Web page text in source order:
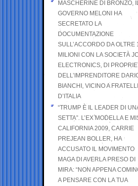
MASCHERINE DI BRONZO,
GOVERNO MELONI HA
SECRETATO LA
DOCUMENTAZIONE
SULL’ACCORDO DA OLTRE
MILIONI CON LA SOCIETÀ JC
ELECTRONICS, DI
DELL’IMPRENDITORE
BIANCHI, VICINO A FRATELLI
D’ITALIA
“TRUMP È IL LEADER DI
SETTA”. L’EX MODELLA E
CALIFORNIA 2009, CARRIE
PREJEAN BOLLER, HA
ACCUSATO IL MOVIMENTO
MAGA DI AVERLA PRESO DI
MIRA: “NON APPENA
A PENSARE CON LA TUA